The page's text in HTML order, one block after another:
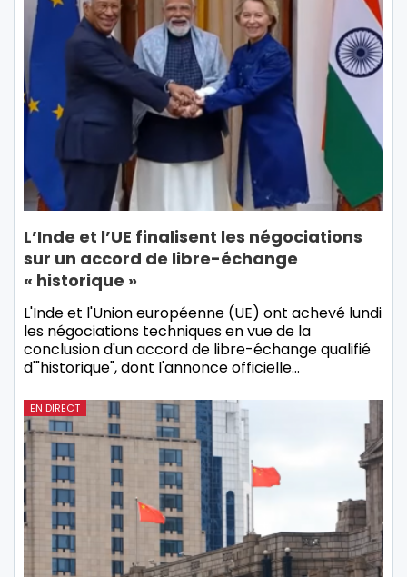
L’Inde et l’UE finalisent les négociations
sur un accord de libre-échange
« historique »
L'Inde et l'Union européenne (UE) ont achevé lundi
les négociations techniques en vue de la
conclusion d'un accord de libre-échange qualifié
d'"historique", dont l'annonce officielle…
EN DIRECT